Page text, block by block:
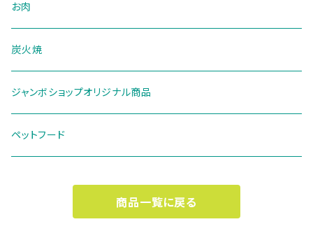
お肉
炭火焼
ジャンボショップオリジナル商品
ペットフード
商品一覧に戻る